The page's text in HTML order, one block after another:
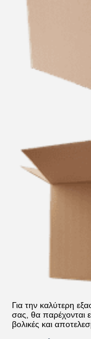
Για την καλύτερη
σας, θα παρέχονται
βολικές και